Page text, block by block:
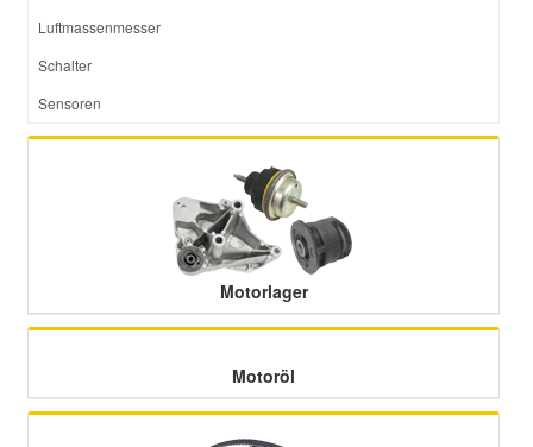
Luftmassenmesser
Schalter
Sensoren
Motorlager
Motoröl